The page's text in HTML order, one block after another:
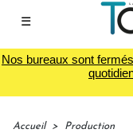
☰
Nos bureaux sont
Accueil > Production